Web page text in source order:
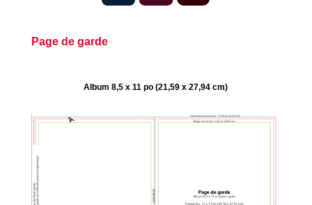
Page de garde
Album 8,5 x 11 po (21,59 x 27,94 cm)